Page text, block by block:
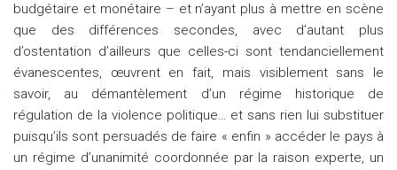
budgétaire et monétaire – et n’ayant plus à mettre en scène
que des différences secondes, avec d’autant plus
d’ostentation d’ailleurs que celles-ci sont tendanciellement
évanescentes, œuvrent en fait, mais visiblement sans le
savoir, au démantèlement d’un régime historique de
régulation de la violence politique… et sans rien lui substituer
puisqu’ils sont persuadés de faire « enfin » accéder le pays à
un régime d’unanimité coordonnée par la raison experte, un